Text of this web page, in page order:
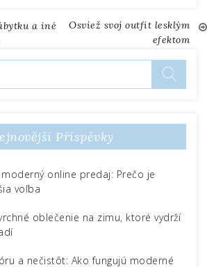
a iné
Osviež svoj outfit lesklým
efektom
Příspěvky
online predaj: Prečo je
voľba
oblečenie na zimu, ktoré vydrží
a nečistôt: Ako fungujú moderné